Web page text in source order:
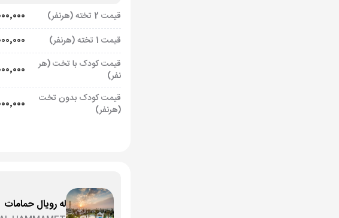
قیمت 2 تخته (هرنفر) ۸۴٬۰۰۰٬۰۰۰
قیمت 1 تخته (هرنفر) ۸۴٬۰۰۰٬۰۰۰
قیمت کودک با تخت (هر
نفر)
۷۰٬۰۰۰٬۰۰۰
قیمت کودک بدون تخت
(هرنفر)
۷۰٬۰۰۰٬۰۰۰
له رویال حمامات